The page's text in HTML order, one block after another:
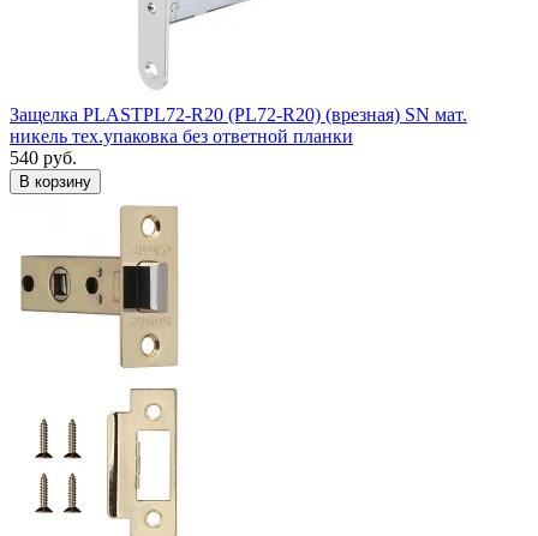
Защелка PLASTPL72-R20 (PL72-R20) (врезная) SN мат.
никель тех.упаковка без ответной планки
540 руб.